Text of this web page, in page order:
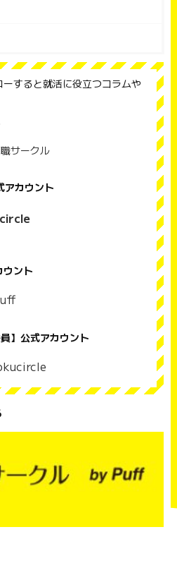
すると就活に役立つコラムや
職サークル
カウント
ント
】公式アカウント